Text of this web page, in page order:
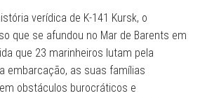
verídica de K-141 Kursk, o
que se afundou no Mar de Barents em
que 23 marinheiros lutam pela
embarcação, as suas famílias
obstáculos burocráticos e